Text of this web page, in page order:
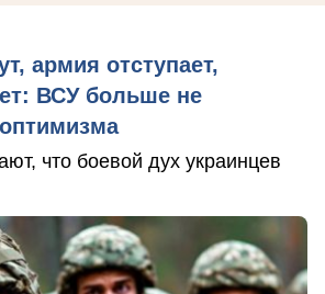
армия отступает,
ВСУ больше не
что боевой дух украинцев